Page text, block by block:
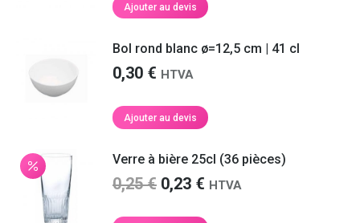
Ajouter au devis
Bol rond blanc ø=12,5 cm | 41 cl
0,30 € HTVA
Ajouter au devis
Verre à bière 25cl (36 pièces)
0,25€ Le
0,23 € Le
HTVA